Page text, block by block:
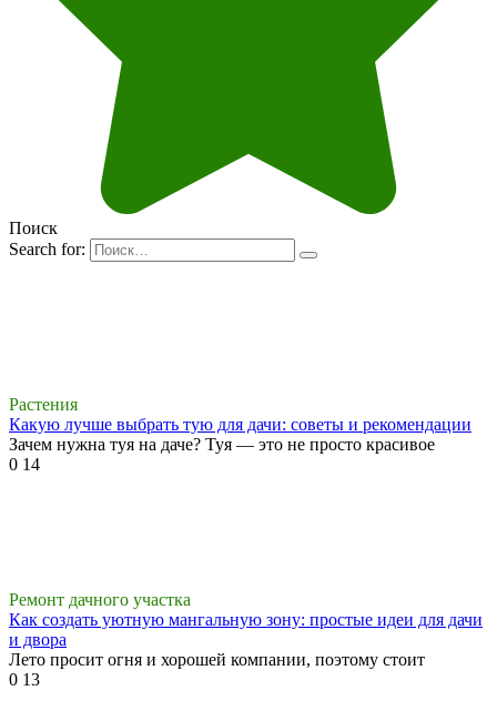
Поиск
Search for:
Растения
Какую лучше выбрать тую для дачи: советы и рекомендации
Зачем нужна туя на даче? Туя — это не просто красивое
0 14
Ремонт дачного участка
Как создать уютную мангальную зону: простые идеи для дачи
и двора
Лето просит огня и хорошей компании, поэтому стоит
0 13